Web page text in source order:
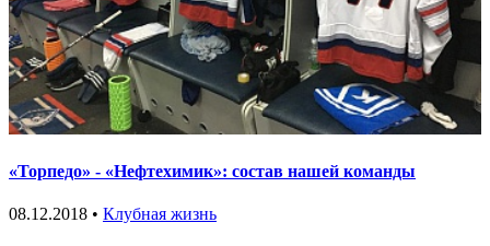
«Торпедо» - «Нефтехимик»: состав нашей команды
08.12.2018 • Клубная жизнь